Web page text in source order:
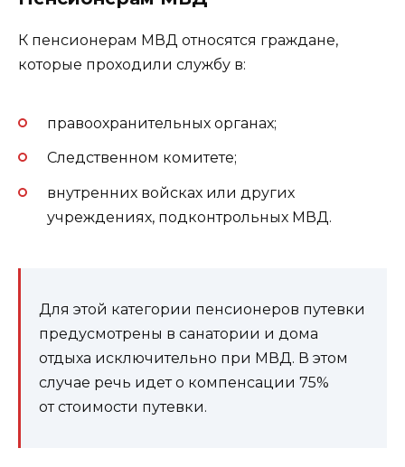
К пенсионерам МВД относятся граждане,
которые проходили службу в:
правоохранительных органах;
Следственном комитете;
внутренних войсках или других
учреждениях, подконтрольных МВД.
Для этой категории пенсионеров путевки
предусмотрены в санатории и дома
отдыха исключительно при МВД. В этом
случае речь идет о компенсации 75%
от стоимости путевки.